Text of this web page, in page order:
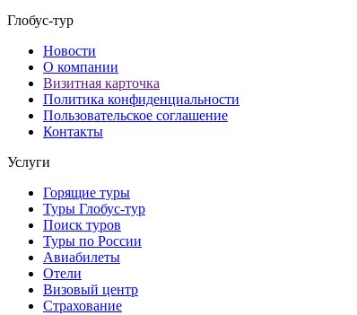
Глобус-тур
Новости
О компании
Визитная карточка
Политика конфиденциальности
Пользовательское соглашение
Контакты
Услуги
Горящие туры
Туры Глобус-тур
Поиск туров
Туры по России
Авиабилеты
Отели
Визовый центр
Страхование